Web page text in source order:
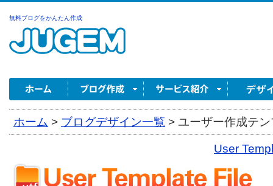
無料ブログをかんたん作成
ホーム > ブログデザイン一覧 > ユーザー作成テ
User